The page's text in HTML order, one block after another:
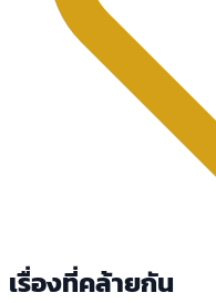
เรื่องที่คล้ายกัน